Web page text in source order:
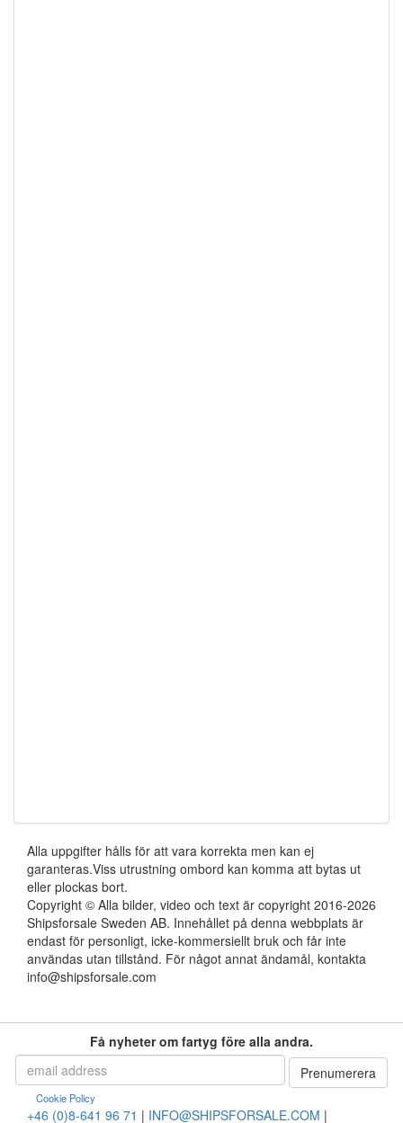
Alla uppgifter hålls för att vara korrekta men kan ej
garanteras.Viss utrustning ombord kan komma att bytas ut
eller plockas bort.
Copyright © Alla bilder, video och text är copyright 2016-2026
Shipsforsale Sweden AB. Innehållet på denna webbplats är
endast för personligt, icke-kommersiellt bruk och får inte
användas utan tillstånd. För något annat ändamål, kontakta
info@shipsforsale.com
Få nyheter om fartyg före alla andra.
Cookie Policy
+46 (0)8-641 96 71 | INFO@SHIPSFORSALE.COM |